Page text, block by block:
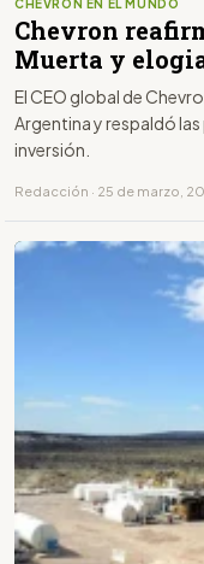
CHEVRON EN EL MUNDO
Chevron
Muerta y
El CEO global de
Argentina y respaldó
inversión.
Redacción · 25 de marzo,